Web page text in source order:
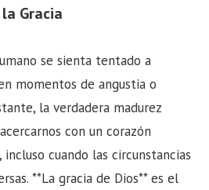
Gracia
se sienta tentado a
momentos de angustia o
la verdadera madurez
con un corazón
cuando las circunstancias
**La gracia de Dios** es el